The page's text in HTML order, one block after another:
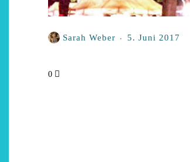
Sarah Weber 5. Juni 2017
0